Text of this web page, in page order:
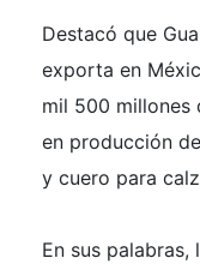
Destacó que
exporta en
mil 500 millones
en producción
y cuero para
En sus